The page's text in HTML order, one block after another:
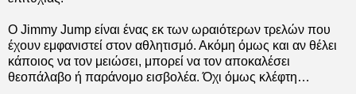
Ο Jimmy Jump είναι ένας εκ των ωραιότερων τρελών που
έχουν εμφανιστεί στον αθλητισμό. Ακόμη όμως και αν θέλει
κάποιος να τον μειώσει, μπορεί να τον αποκαλέσει
θεοπάλαβο ή παράνομο εισβολέα. Όχι όμως κλέφτη…